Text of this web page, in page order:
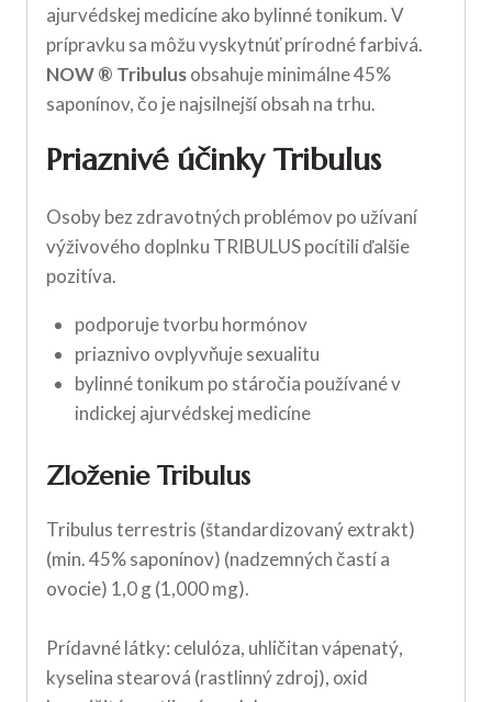
ajurvédskej medicíne ako bylinné tonikum. V
prípravku sa môžu vyskytnúť prírodné farbivá.
NOW ® Tribulusobsahuje minimálne 45%
saponínov, čo je najsilnejší obsah na trhu.
Priaznivé účinky Tribulus
Osoby bez zdravotných problémov po užívaní
výživového doplnku TRIBULUS pocítili ďalšie
pozitíva.
podporuje tvorbu hormónov
priaznivo ovplyvňuje sexualitu
bylinné tonikum po stáročia používané v
indickej ajurvédskej medicíne
Zloženie Tribulus
Tribulus terrestris (štandardizovaný extrakt)
(min. 45% saponínov) (nadzemných častí a
ovocie) 1,0 g (1,000 mg).
Prídavné látky: celulóza, uhličitan vápenatý,
kyselina stearová (rastlinný zdroj), oxid